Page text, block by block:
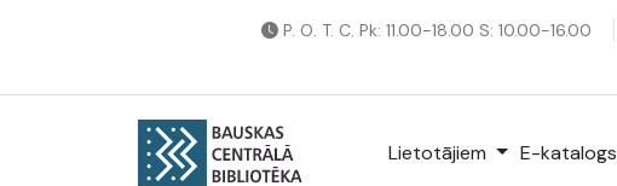
P. O. T. C. Pk: 11.00-18.00 S: 10.00-16.00
Lietotājiem E-katalogs